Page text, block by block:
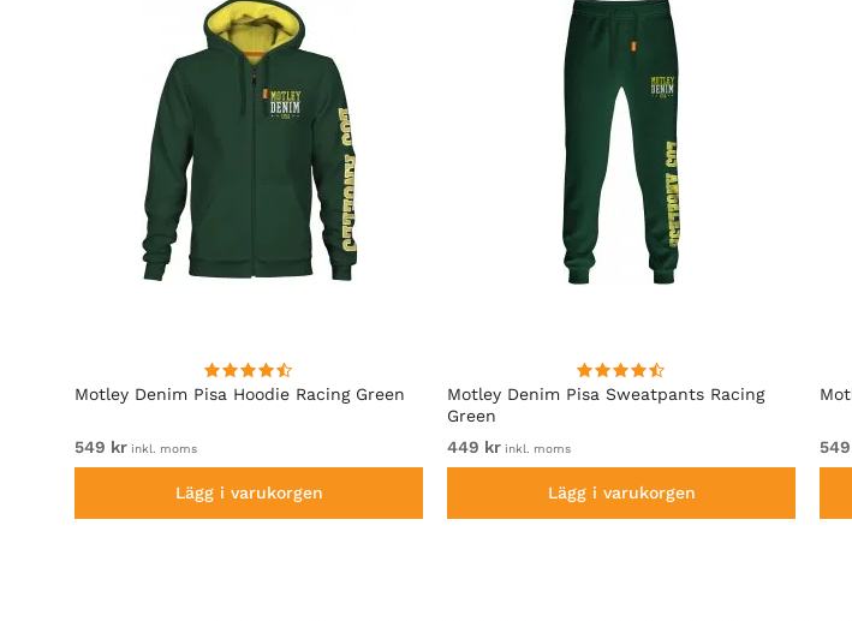
Motley Denim Pisa Hoodie Racing Green
549 kr inkl. moms
Lägg i varukorgen
Motley Denim Pisa Sweatpants Racing
Green
449 kr inkl. moms
Lägg i varukorgen